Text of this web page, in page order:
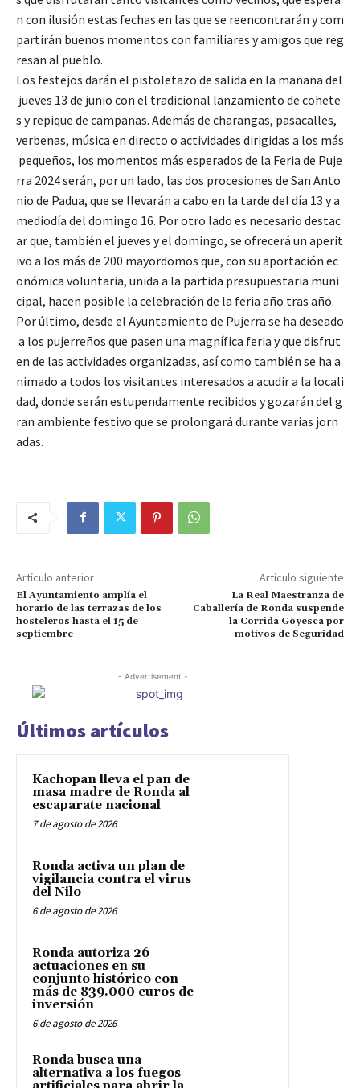
n con ilusión estas fechas en las que se reencontrarán y com
partirán buenos momentos con familiares y amigos que reg
resan al pueblo.
Los festejos darán el pistoletazo de salida en la mañana del
jueves 13 de junio con el tradicional lanzamiento de cohete
s y repique de campanas. Además de charangas, pasacalles,
verbenas, música en directo o actividades dirigidas a los más
pequeños, los momentos más esperados de la Feria de Puje
rra 2024 serán, por un lado, las dos procesiones de San Anto
nio de Padua, que se llevarán a cabo en la tarde del día 13 y a
mediodía del domingo 16. Por otro lado es necesario destac
ar que, también el jueves y el domingo, se ofrecerá un aperit
ivo a los más de 200 mayordomos que, con su aportación ec
onómica voluntaria, unida a la partida presupuestaria muni
cipal, hacen posible la celebración de la feria año tras año.
Por último, desde el Ayuntamiento de Pujerra se ha deseado
a los pujerreños que pasen una magnífica feria y que disfrut
en de las actividades organizadas, así como también se ha a
nimado a todos los visitantes interesados a acudir a la locali
dad, donde serán estupendamente recibidos y gozarán del g
ran ambiente festivo que se prolongará durante varias jorn
adas.
Artículo anterior
El Ayuntamiento amplía el
horario de las terrazas de los
hosteleros hasta el 15 de
septiembre
Artículo siguiente
La Real Maestranza de
Caballería de Ronda suspende
la Corrida Goyesca por
motivos de Seguridad
- Advertisement -
Últimos artículos
Kachopan lleva el pan de
masa madre de Ronda al
escaparate nacional
7 de agosto de 2026
Ronda activa un plan de
vigilancia contra el virus
del Nilo
6 de agosto de 2026
Ronda autoriza 26
actuaciones en su
conjunto histórico con
más de 839.000 euros de
inversión
6 de agosto de 2026
Ronda busca una
alternativa a los fuegos